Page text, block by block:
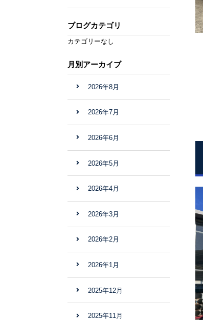
ブログカテゴリ
カテゴリーなし
月別アーカイブ
2026年8月
2026年7月
2026年6月
2026年5月
2026年4月
2026年3月
2026年2月
2026年1月
2025年12月
2025年11月